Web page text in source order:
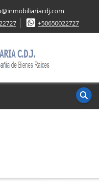
+50650022727